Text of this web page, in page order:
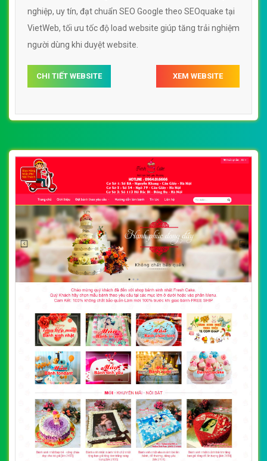
nghiệp, uy tín, đạt chuẩn SEO Google theo SEOquake tại
VietWeb, tối ưu tốc độ load website giúp tăng trải nghiệm
người dùng khi duyệt website.
CHI TIẾT WEBSITE XEM WEBSITE